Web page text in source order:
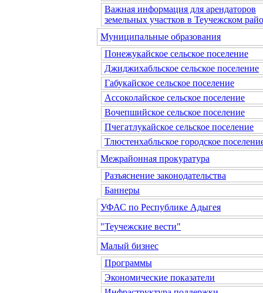
Важная информация для арендаторов
земельных участков в Теучежском
Муниципальные образования
Понежукайское сельское поселение
Джиджихабльское сельское поселение
Габукайское сельское поселение
Ассоколайское сельское поселение
Вочепшийское сельское поселение
Пчегатлукайское сельское поселение
Тлюстенхабльское городское
Межрайонная прокуратура
Разъяснение законодательства
Баннеры
УФАС по Республике Адыгея
"Теучежские вести"
Малый бизнес
Программы
Экономические показатели